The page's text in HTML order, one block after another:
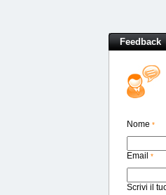
Feedback
Nome *
Email *
Scrivi il